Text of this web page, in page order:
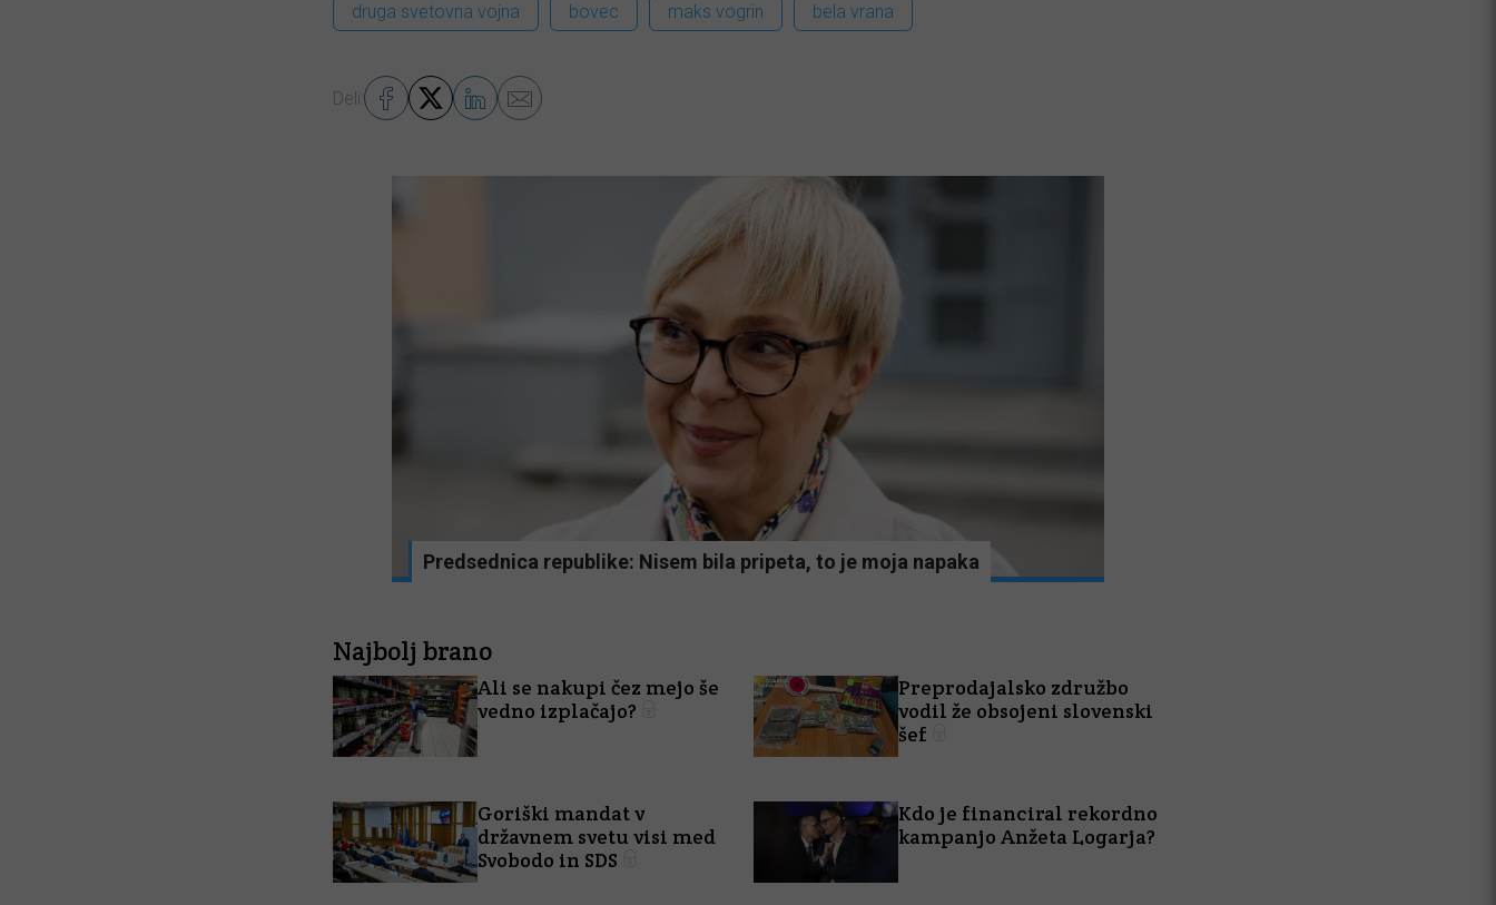
druga svetovna vojna bovec maks vogrin bela vrana
Deli:
Predsednica republike: Nisem bila pripeta, to je moja napaka
Najbolj brano
Ali se nakupi čez mejo še
vedno izplačajo?
Preprodajalsko združbo
vodil že obsojeni slovenski
šef
Goriški mandat v
državnem svetu visi med
Svobodo in SDS
Kdo je financiral rekordno
kampanjo Anžeta Logarja?